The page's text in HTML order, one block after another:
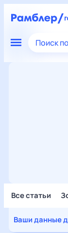
Поиск
Все статьи
Ваши данные